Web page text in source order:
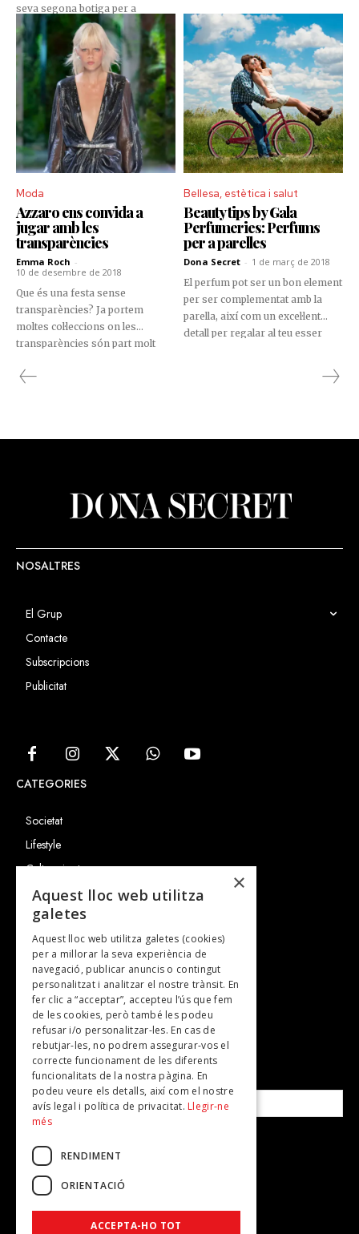
seva segona botiga per a
continuar captivant el públic del
nostre país.
Moda
Azzaro ens convida a
jugar amb les
transparències
Emma Roch -
10 de desembre de 2018
Que és una festa sense
transparències? Ja portem
moltes col·leccions on les
transparències són part molt
Doncs en època de festes aquest
Bellesa, estètica i salut
Beauty tips by Gala
Perfumeries: Perfums
per a parelles
Dona Secret - 1 de març de 2018
El perfum pot ser un bon element
per ser complementat amb la
parella, així com un excel·lent
detall per regalar al teu esser
NOSALTRES
El Grup
Contacte
Subscripcions
Publicitat
CATEGORIES
Societat
Lifestyle
Cultura i art
Entrevistes
Gastronomia
TV
Plans per fer
Revistes
SUBSCRIU-TE A LA NOSTRA NEWSLETTER!
Correu electrònic*
Accepto lapolítica de privacitat
×
Aquest lloc web utilitza
galetes
Aquest lloc web utilitza galetes (cookies)
per a millorar la seva experiència de
navegació, publicar anuncis o contingut
personalitzat i analitzar el nostre trànsit. En
fer clic a “acceptar”, accepteu l’ús que fem
de les cookies, però també les podeu
refusar i/o personalitzar-les. En cas de
rebutjar-les, no podrem assegurar-vos el
correcte funcionament de les diferents
funcionalitats de la nostra pàgina. En
podeu veure els detalls, així com el nostre
avís legal i política de privacitat. Llegir-ne
més
RENDIMENT
ORIENTACIÓ
ACCEPTA-HO TOT